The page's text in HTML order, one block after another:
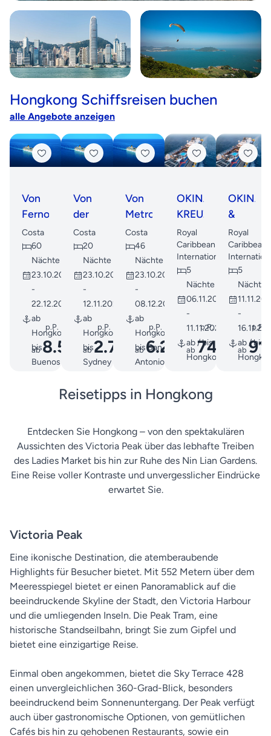
Hongkong Schiffsreisen buchen
alle Angebote anzeigen
Von
Fernost
zu
lateinamerikanischen
Ufern:
Eine
transoz...
Costa
60
Nächte
23.10.2026
-
22.12.2026
ab
Hongkong
bis
Buenos
p.P.
ab8.569€
Von
der
Perlflussmündung
zur
Hafensymphonie:
Eine
Reise...
Costa
20
Nächte
23.10.2026
-
12.11.2026
ab
Hongkong
bis
Sydney
p.P.
ab2.799€
Von
Metropolen
zu
Paradiesen:
Eine
Entdeckungsreise
dur...
Costa
46
Nächte
23.10.2026
-
08.12.2026
ab
Hongkong
bis San
Antonio
p.P.
ab6.249€
OKINAWA-
KREUZFAHRT
Royal
Caribbean
International
5
Nächte
06.11.2026
-
11.11.2026
ab / bis
Hongkong
p.P.
ab 741
&
Royal
Caribbean
5
Nächte
-
ab / bis
p.P.
ab
Reisetipps in Hongkong
Entdecken Sie Hongkong – von den spektakulären
Aussichten des Victoria Peak über das lebhafte Treiben
des Ladies Market bis hin zur Ruhe des Nin Lian Gardens.
Eine Reise voller Kontraste und unvergesslicher Eindrücke
erwartet Sie.
Victoria Peak
Eine ikonische Destination, die atemberaubende
Highlights für Besucher bietet. Mit 552 Metern über dem
Meeresspiegel bietet er einen Panoramablick auf die
beeindruckende Skyline der Stadt, den Victoria Harbour
und die umliegenden Inseln. Die Peak Tram, eine
historische Standseilbahn, bringt Sie zum Gipfel und
bietet eine einzigartige Reise.
Einmal oben angekommen, bietet die Sky Terrace 428
einen unvergleichlichen 360-Grad-Blick, besonders
beeindruckend beim Sonnenuntergang. Der Peak verfügt
auch über gastronomische Optionen, von gemütlichen
Cafés bis hin zu gehobenen Restaurants, sowie ein